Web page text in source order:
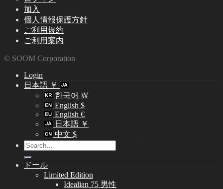
加入
個人情報保護方針
ご利用規約
ご利用案内
© SOOM Corporation
Login
日本語 ￥
한국어 ￦
English $
English €
日本語 ￥
中文 $
Search
for:
ドール
Limited Edition
Idealian 75 男性